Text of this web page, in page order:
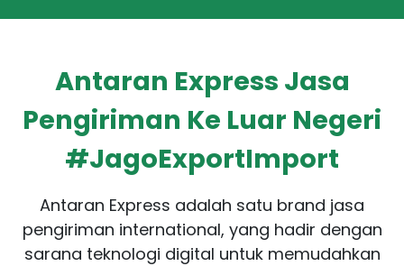
Antaran Express Jasa
Pengiriman Ke Luar Negeri
#JagoExportImport
Antaran Express adalah satu brand jasa
pengiriman international, yang hadir dengan
sarana teknologi digital untuk memudahkan